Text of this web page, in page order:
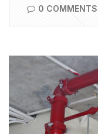
0 COMMENTS